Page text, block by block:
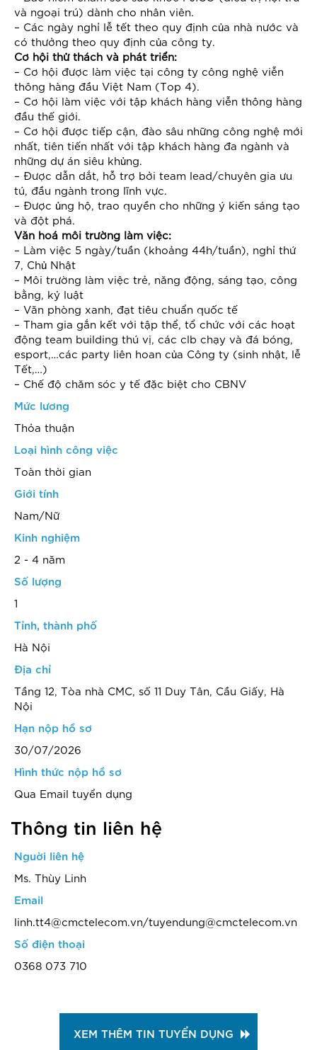
và ngoại trú) dành cho nhân viên.
– Các ngày nghỉ lễ tết theo quy định của nhà nước và
có thưởng theo quy định của công ty.
Cơ hội thử thách và phát triển:
– Cơ hội được làm việc tại công ty công nghệ viễn
thông hàng đầu Việt Nam (Top 4).
– Cơ hội làm việc với tập khách hàng viễn thông hàng
đầu thế giới.
– Cơ hội được tiếp cận, đào sâu những công nghệ mới
nhất, tiên tiến nhất với tập khách hàng đa ngành và
những dự án siêu khủng.
– Được dẫn dắt, hỗ trợ bởi team lead/chuyên gia ưu
tú, đầu ngành trong lĩnh vực.
– Được ủng hộ, trao quyền cho những ý kiến sáng tạo
và đột phá.
Văn hoá môi trường làm việc:
– Làm việc 5 ngày/tuần (khoảng 44h/tuần), nghỉ thứ
7, Chủ Nhật
– Môi trường làm việc trẻ, năng động, sáng tạo, công
bằng, kỷ luật
– Văn phòng xanh, đạt tiêu chuẩn quốc tế
– Tham gia gắn kết với tập thể, tổ chức với các hoạt
động team building thú vị, các clb chạy và đá bóng,
esport,…các party liên hoan của Công ty (sinh nhật, lễ
Tết,…)
– Chế độ chăm sóc y tế đặc biệt cho CBNV
Mức lương
Thỏa thuận
Loại hình công việc
Toàn thời gian
Giới tính
Nam/Nữ
Kinh nghiệm
2 - 4 năm
Số lượng
1
Tỉnh, thành phố
Hà Nội
Địa chỉ
Tầng 12, Tòa nhà CMC, số 11 Duy Tân, Cầu Giấy, Hà
Nội
Hạn nộp hồ sơ
30/07/2026
Hình thức nộp hồ sơ
Qua Email tuyển dụng
Thông tin liên hệ
Nguời liên hệ
Ms. Thùy Linh
Email
linh.tt4@cmctelecom.vn/tuyendung@cmctelecom.vn
Số điện thoại
0368 073 710
XEM THÊM TIN TUYỂN DỤNG